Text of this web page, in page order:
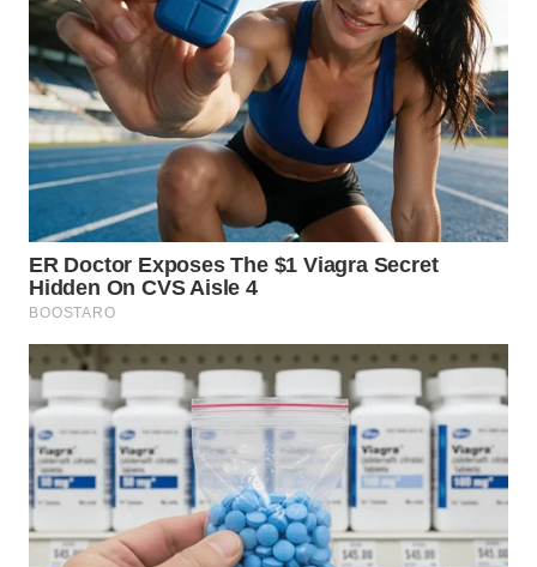
WN
DAIRI
WN
DANAU
TOBA
WN
NIAS
LANGKAT
TAPANULI
SELATAN
TANJUNG